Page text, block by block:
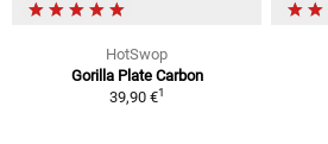
HotSwop
Gorilla Plate Carbon
39,90 €1